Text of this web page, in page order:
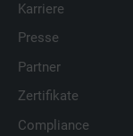
Karriere
Presse
Partner
Zertifikate
Compliance